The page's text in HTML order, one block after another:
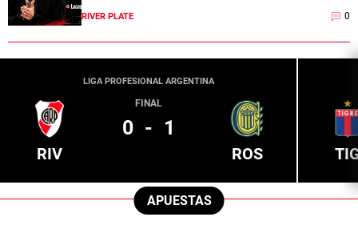
RIVER PLATE 0
LIGA PROFESIONAL ARGENTINA
RIV
FINAL
0 - 1
ROS
APUESTAS